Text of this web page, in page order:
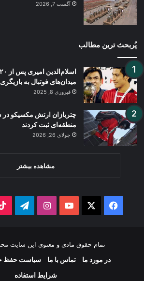
آگست 7, 2026
پُربحث ترین مطالب
میدان‌های فوتبال به
فبروری 8, 2025
چتربازان ارتش مکسیکو در
منطقه‌ای ثبت کردند
جولای 26, 2026
مشاهده بیشتر
Facebook
YouTube
Instagram
تمام حقوق مادی و معنوی این سایت
در مورد ما تماس با ما
سیاست حفظ
شرایط استفاده